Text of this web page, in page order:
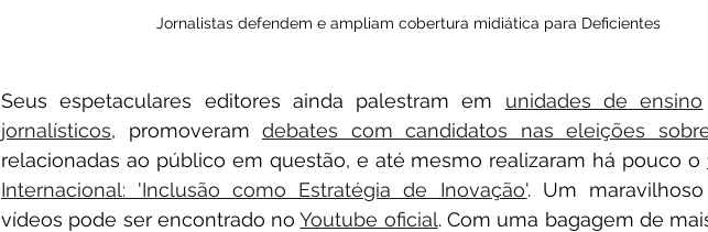
Jornalistas defendem e ampliam cobertura midiática para Deficientes
Seus espetaculares editores ainda palestram em unidades de ensino
jornalísticos, promoveram debates com candidatos nas eleições
relacionadas ao público em questão, e até mesmo realizaram há pouco o
Internacional: 'Inclusão como Estratégia de Inovação'. Um
vídeos pode ser encontrado no Youtube oficial. Com uma bagagem de